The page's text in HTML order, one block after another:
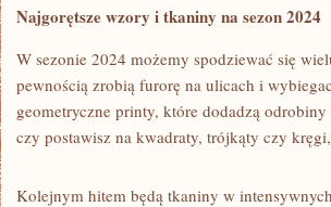
Najgorętsze wzory i tkaniny na sezon ⁣2024
W sezonie 2024⁢ możemy spodziewać ‍się
pewnością zrobią furorę na ulicach i
geometryczne ​printy, ⁣które dodadzą
czy postawisz⁢ na ‍kwadraty, trójkąty czy
Kolejnym hitem będą tkaniny w